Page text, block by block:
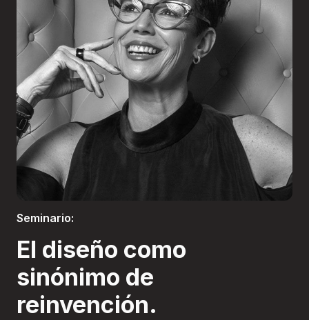
Inscribir
Boletería
Seminario:
El diseño como
sinónimo de
reinvención.